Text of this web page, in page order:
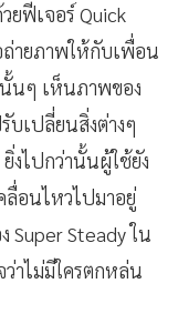
ยฟีเจอร์ Quick
ถ่ายภาพให้กับเพื่อน
นๆ เห็นภาพของ
บเปลี่ยนสิ่งต่างๆ
ไปกว่านั้นผู้ใช้ยัง
อนไหวไปมาอยู่
Super Steady ใน
าไม่มีใครตกหล่น